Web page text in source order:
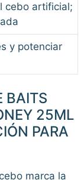
cebo artificial;
y potenciar
BAITS
25ML
PARA
marca la